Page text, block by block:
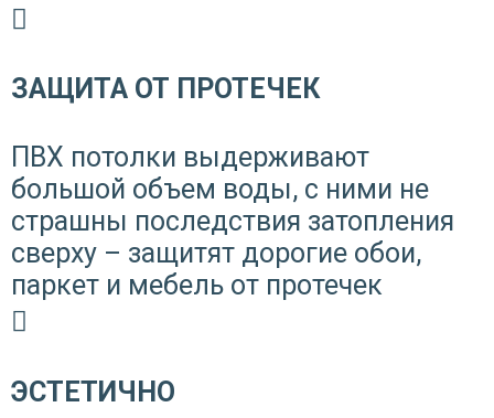
ЗАЩИТА ОТ ПРОТЕЧЕК
ПВХ потолки выдерживают
большой объем воды, с ними не
страшны последствия затопления
сверху – защитят дорогие обои,
паркет и мебель от протечек
ЭСТЕТИЧНО